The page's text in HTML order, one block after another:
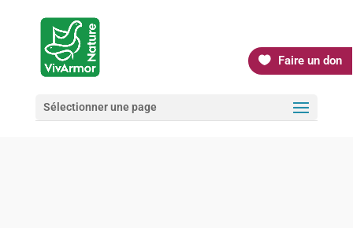
Faire un don
Sélectionner une page